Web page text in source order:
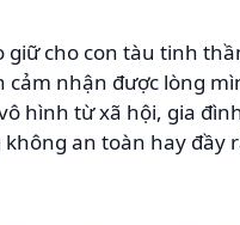
giữ cho con tàu tinh
nhận được lòng
hình từ xã hội, gia
an toàn hay